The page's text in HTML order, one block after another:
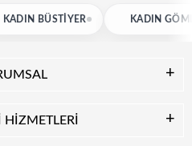
KADIN GÖMLEK
HİZMETLERİ